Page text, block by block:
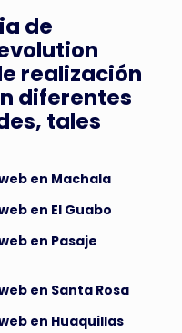
de
realización
diferentes
tales
en Machala
en El Guabo
en Pasaje
en Santa Rosa
en Huaquillas